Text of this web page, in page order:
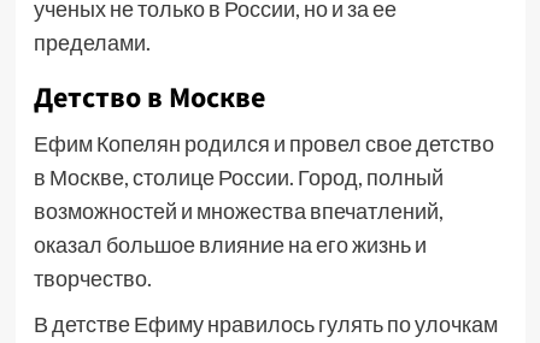
ученых не только в России, но и за ее
пределами.
Детство в Москве
Ефим Копелян родился и провел свое детство
в Москве, столице России. Город, полный
возможностей и множества впечатлений,
оказал большое влияние на его жизнь и
творчество.
В детстве Ефиму нравилось гулять по улочкам